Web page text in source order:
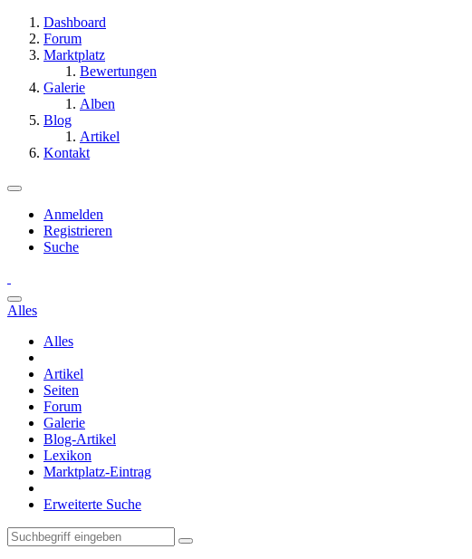
Dashboard
Forum
Marktplatz
Bewertungen
Galerie
Alben
Blog
Artikel
Kontakt
Anmelden
Registrieren
Suche
Alles
Alles
Artikel
Seiten
Forum
Galerie
Blog-Artikel
Lexikon
Marktplatz-Eintrag
Erweiterte Suche